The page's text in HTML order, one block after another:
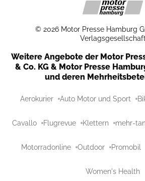
© 2026 Motor Presse Hamburg
Verlagsgesellschaft
Weitere Angebote der Motor
& Co. KG & Motor Presse
und deren
Aerokurier Auto Motor und Sport
Cavallo Flugrevue Klettern mehr-
Motorradonline Outdoor Promobil
Women's Health